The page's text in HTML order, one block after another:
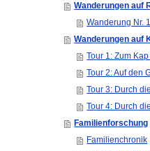
Wanderungen auf
Wanderung Nr.
Wanderungen auf
Tour 1: Zum
Tour 2: Auf den
Tour 3: Durch
Tour 4: Durch
Familienforschung
Familienchronik